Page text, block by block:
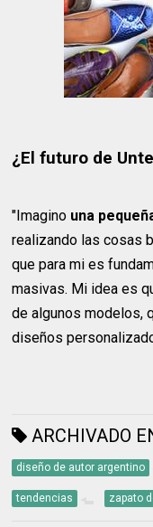
¿El futuro de
"Imagino una
realizando las cosas
que para mi es
masivas. Mi idea es
de algunos modelos,
diseños
ARCHIVADO
diseño de autor argentino
tendencias zapato